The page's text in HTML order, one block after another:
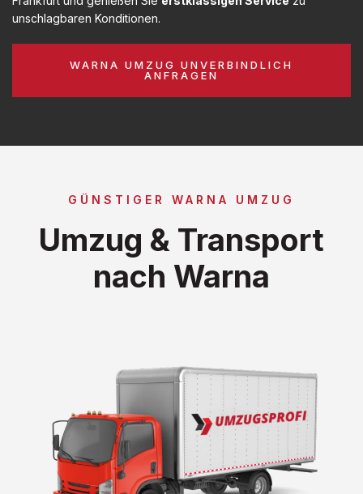
unschlagbaren Konditionen.
WARNA UMZUG UNVERBINDLICH
ANFRAGEN
GÜNSTIGER WARNA UMZUG
Umzug & Transport
nach Warna